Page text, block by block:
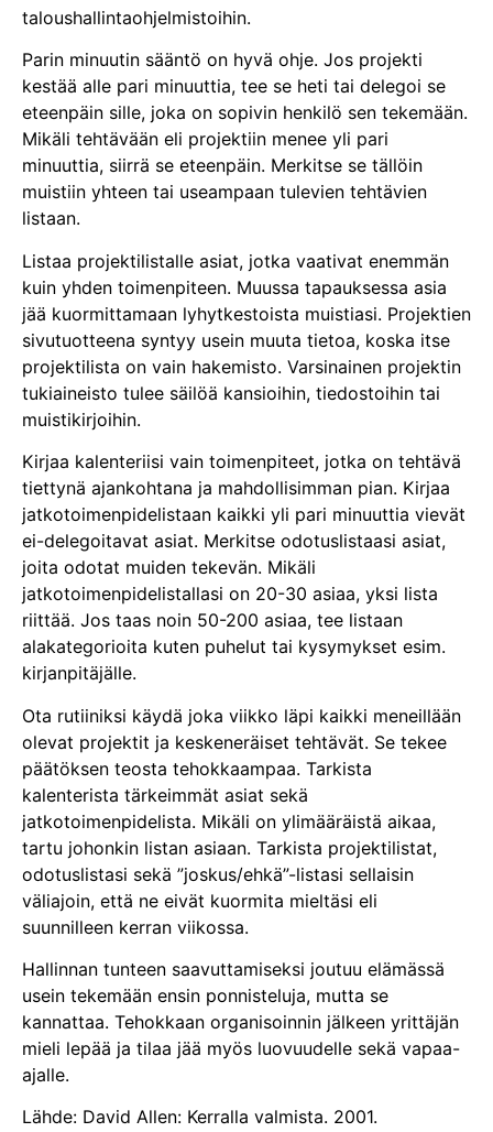
taloushallintaohjelmistoihin.
Parin minuutin sääntö on hyvä ohje. Jos projekti
kestää alle pari minuuttia, tee se heti tai delegoi se
eteenpäin sille, joka on sopivin henkilö sen tekemään.
Mikäli tehtävään eli projektiin menee yli pari
minuuttia, siirrä se eteenpäin. Merkitse se tällöin
muistiin yhteen tai useampaan tulevien tehtävien
listaan.
Listaa projektilistalle asiat, jotka vaativat enemmän
kuin yhden toimenpiteen. Muussa tapauksessa asia
jää kuormittamaan lyhytkestoista muistiasi. Projektien
sivutuotteena syntyy usein muuta tietoa, koska itse
projektilista on vain hakemisto. Varsinainen projektin
tukiaineisto tulee säilöä kansioihin, tiedostoihin tai
muistikirjoihin.
Kirjaa kalenteriisi vain toimenpiteet, jotka on tehtävä
tiettynä ajankohtana ja mahdollisimman pian. Kirjaa
jatkotoimenpidelistaan kaikki yli pari minuuttia vievät
ei-delegoitavat asiat. Merkitse odotuslistaasi asiat,
joita odotat muiden tekevän. Mikäli
jatkotoimenpidelistallasi on 20-30 asiaa, yksi lista
riittää. Jos taas noin 50-200 asiaa, tee listaan
alakategorioita kuten puhelut tai kysymykset esim.
kirjanpitäjälle.
Ota rutiiniksi käydä joka viikko läpi kaikki meneillään
olevat projektit ja keskeneräiset tehtävät. Se tekee
päätöksen teosta tehokkaampaa. Tarkista
kalenterista tärkeimmät asiat sekä
jatkotoimenpidelista. Mikäli on ylimääräistä aikaa,
tartu johonkin listan asiaan. Tarkista projektilistat,
odotuslistasi sekä ”joskus/ehkä”-listasi sellaisin
väliajoin, että ne eivät kuormita mieltäsi eli
suunnilleen kerran viikossa.
Hallinnan tunteen saavuttamiseksi joutuu elämässä
usein tekemään ensin ponnisteluja, mutta se
kannattaa. Tehokkaan organisoinnin jälkeen yrittäjän
mieli lepää ja tilaa jää myös luovuudelle sekä vapaa-
ajalle.
Lähde: David Allen: Kerralla valmista. 2001.